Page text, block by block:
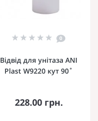
0
Відвід для унітаза ANI
Plast W9220 кут 90˚
228.00 грн.